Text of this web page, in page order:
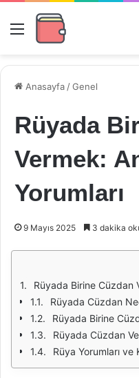
Menü
Anasayfa /Genel
Rüyada
Vermek:
Yorumları
9 Mayıs 2025 3 dakika
Rüyada Birine Cüzdan
Rüyada Cüzdan
Rüyada Birine
Rüyada Cüzdan
Rüya Yorumları ve